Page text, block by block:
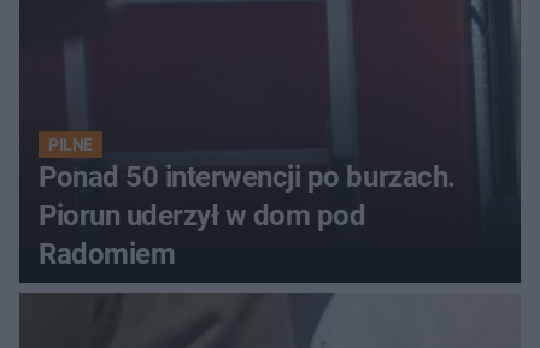
PILNE
Ponad 50 interwencji po burzach.
Piorun uderzył w dom pod
Radomiem